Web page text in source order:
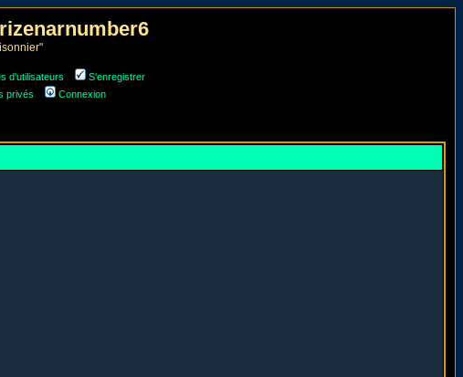
d'utilisateurs
S'enregistrer
privés Connexion